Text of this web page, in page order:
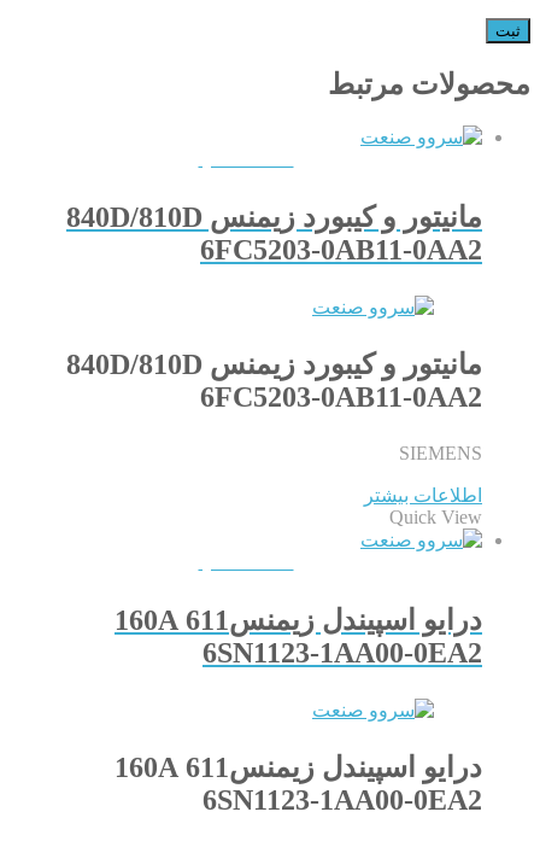
محصولات مرتبط
مانیتور و کیبورد زیمنس 840D/810D
6FC5203-0AB11-0AA2
مانیتور و کیبورد زیمنس 840D/810D
6FC5203-0AB11-0AA2
SIEMENS
اطلاعات بیشتر
Quick View
درایو اسپیندل زیمنس611 160A
6SN1123-1AA00-0EA2
درایو اسپیندل زیمنس611 160A
6SN1123-1AA00-0EA2